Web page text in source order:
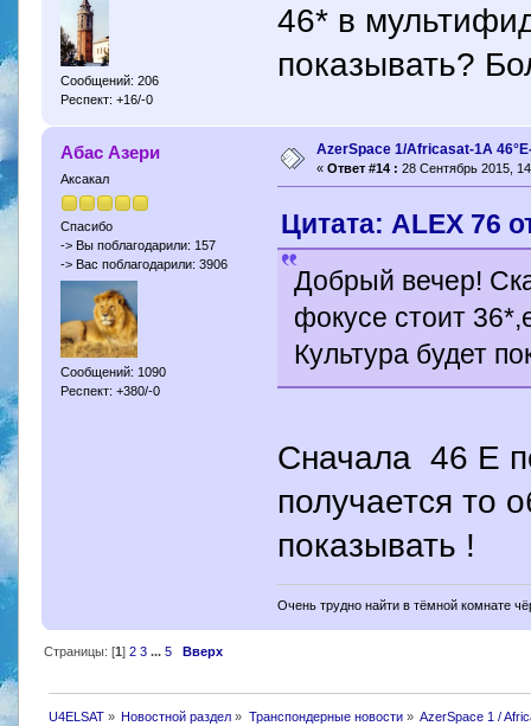
Сообщений: 206
Респект: +16/-0
46* в
показывать?
Абас Азери
Аксакал
Спасибо
-> Вы поблагодарили: 157
-> Вас поблагодарили: 3906
Сообщений: 1090
Респект: +380/-0
AzerSpace 1/Africasat-1A
« Ответ #14 : 28 Сентябрь 2015,
Цитата: ALEX 76
Добрый вечер!
фокусе стоит
Культура будет
Сначала 46 Е
получается то
показывать !
Очень трудно найти в тёмной комнате
Страницы: [1 ] 2 3 ... 5 Вверх
U4ELSAT» Новостной раздел » Транспондерные новости» AzerSpace 1 /